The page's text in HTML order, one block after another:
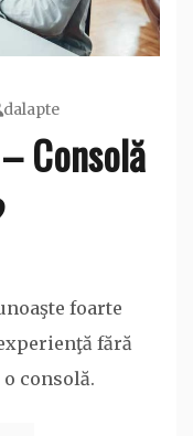
dalapte
Consolă
foarte
fără
consolă.